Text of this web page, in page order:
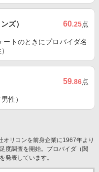
ズ） 60.25点
ートのときにプロバイダ名
59.86点
性）
オリコンを前身企業に1967年より
度調査を開始。プロバイダ（関
発表しています。